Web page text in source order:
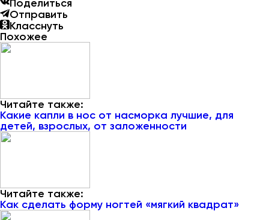
Поделиться
Отправить
Класснуть
Похожее
Читайте также:
Какие капли в нос от насморка лучшие, для
детей, взрослых, от заложенности
Читайте также:
Как сделать форму ногтей «мягкий квадрат»